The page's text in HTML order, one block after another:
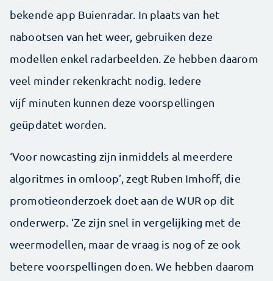
bekende app Buienradar. In plaats van het
nabootsen van het weer, gebruiken deze
modellen enkel radarbeelden. Ze hebben daarom
veel minder rekenkracht nodig. Iedere
vijf minuten kunnen deze voorspellingen
geüpdatet worden.
‘Voor nowcasting zijn inmiddels al meerdere
algoritmes in omloop’, zegt Ruben Imhoff, die
promotieonderzoek doet aan de WUR op dit
onderwerp. ‘Ze zijn snel in vergelijking met de
weermodellen, maar de vraag is nog of ze ook
betere voorspellingen doen. We hebben daarom